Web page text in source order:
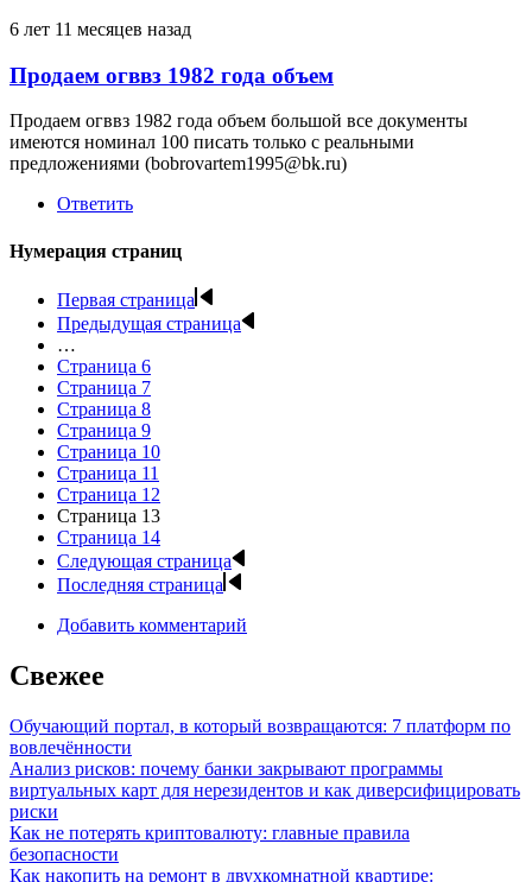
6 лет 11 месяцев назад
Продаем огввз 1982 года объем
Продаем огввз 1982 года объем большой все документы
имеются номинал 100 писать только с реальными
предложениями (bobrovartem1995@bk.ru)
Ответить
Нумерация страниц
Первая страница
Предыдущая страница
…
Страница 6
Страница 7
Страница 8
Страница 9
Страница 10
Страница 11
Страница 12
Страница 13
Страница 14
Следующая страница
Последняя страница
Добавить комментарий
Свежее
Обучающий портал, в который возвращаются: 7 платформ по
вовлечённости
Анализ рисков: почему банки закрывают программы
виртуальных карт для нерезидентов и как диверсифицировать
риски
Как не потерять криптовалюту: главные правила
безопасности
Как накопить на ремонт в двухкомнатной квартире: